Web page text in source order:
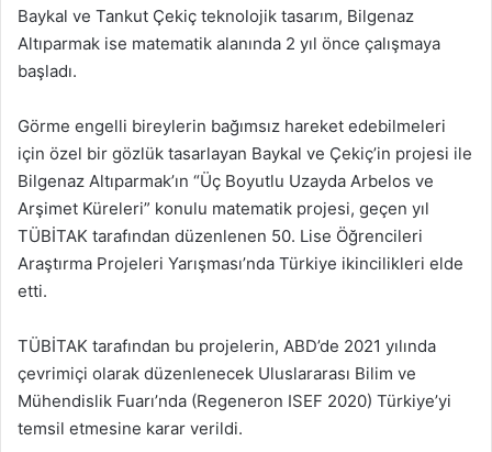
Baykal ve Tankut Çekiç teknolojik tasarım, Bilgenaz
Altıparmak ise matematik alanında 2 yıl önce çalışmaya
başladı.
Görme engelli bireylerin bağımsız hareket edebilmeleri
için özel bir gözlük tasarlayan Baykal ve Çekiç’in projesi ile
Bilgenaz Altıparmak’ın “Üç Boyutlu Uzayda Arbelos ve
Arşimet Küreleri” konulu matematik projesi, geçen yıl
TÜBİTAK tarafından düzenlenen 50. Lise Öğrencileri
Araştırma Projeleri Yarışması’nda Türkiye ikincilikleri elde
etti.
TÜBİTAK tarafından bu projelerin, ABD’de 2021 yılında
çevrimiçi olarak düzenlenecek Uluslararası Bilim ve
Mühendislik Fuarı’nda (Regeneron ISEF 2020) Türkiye’yi
temsil etmesine karar verildi.